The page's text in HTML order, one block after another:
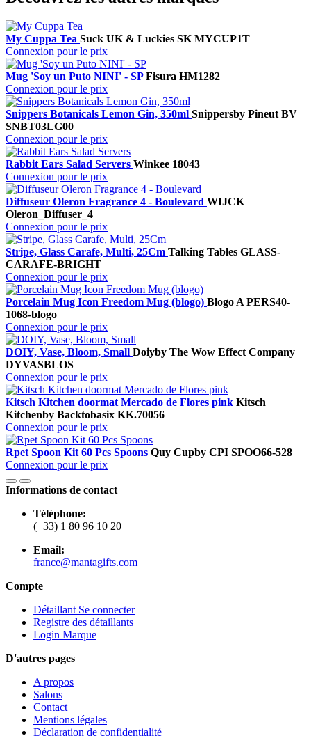
My Cuppa Tea Suck UK & Luckies SK MYCUP1T
Connexion pour le prix
Mug 'Soy un Puto NINI' - SPFisura HM1282
Connexion pour le prix
Snippers Botanicals Lemon Gin, 350ml Snippersby Pineut BV
SNBT03LG00
Connexion pour le prix
Rabbit Ears Salad Servers Winkee 18043
Connexion pour le prix
Diffuseur Oleron Fragrance 4 - Boulevard WIJCK
Oleron_Diffuser_4
Connexion pour le prix
Stripe, Glass Carafe, Multi, 25Cm Talking Tables GLASS-
CARAFE-BRIGHT
Connexion pour le prix
Porcelain Mug Icon Freedom Mug (blogo) Blogo A PERS40-
1068-blogo
Connexion pour le prix
DOIY, Vase, Bloom, Small Doiyby The Wow Effect Company
DYVASBLOS
Connexion pour le prix
Kitsch Kitchen doormat Mercado de Flores pink Kitsch
Kitchenby Backtobasix KK.70056
Connexion pour le prix
Rpet Spoon Kit 60 Pcs Spoons Quy Cupby CPI SPOO66-528
Connexion pour le prix
Informations de contact
Téléphone:
(+33) 1 80 96 10 20
Email:
france@mantagifts.com
Compte
Détaillant Se connecter
Registre des détaillants
Login Marque
D'autres pages
A propos
Salons
Contact
Mentions légales
Déclaration de confidentialité